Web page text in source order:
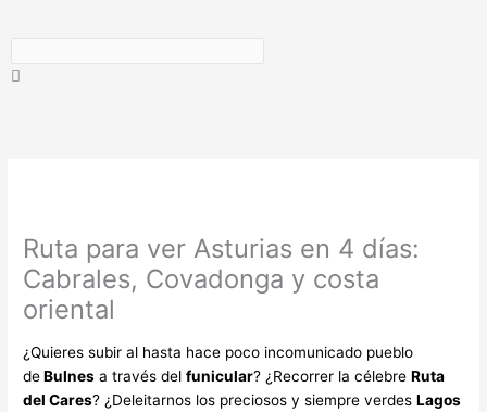
Ruta para ver Asturias en 4 días:
Cabrales, Covadonga y costa
oriental
¿Quieres subir al hasta hace poco incomunicado pueblo
deBulnes a través delfunicular? ¿Recorrer la célebreRuta
del Cares? ¿Deleitarnos los preciosos y siempre verdesLagos